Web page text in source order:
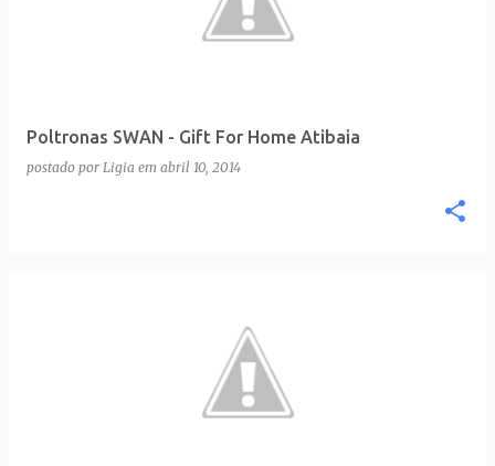
Poltronas SWAN - Gift For Home Atibaia
postado por Ligia em abril 10, 2014